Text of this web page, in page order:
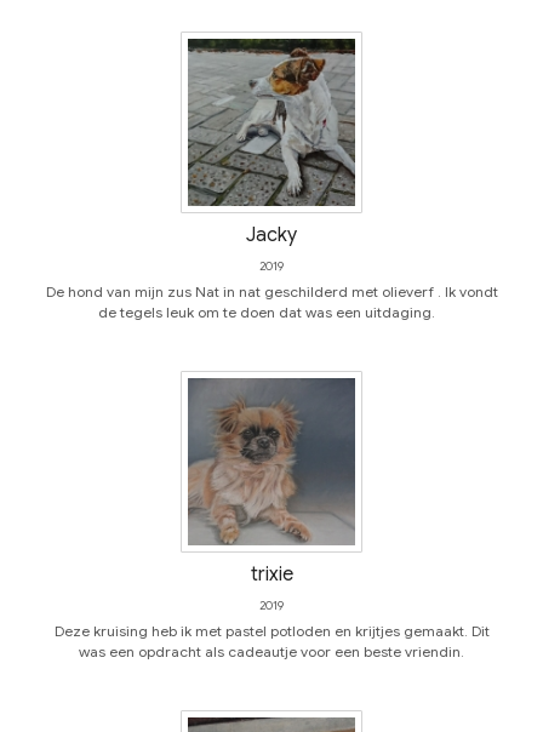
Jacky
2019
De hond van mijn zus Nat in nat geschilderd met olieverf . Ik vondt
de tegels leuk om te doen dat was een uitdaging.
trixie
2019
Deze kruising heb ik met pastel potloden en krijtjes gemaakt. Dit
was een opdracht als cadeautje voor een beste vriendin.